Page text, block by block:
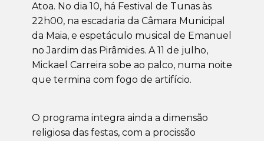
Atoa. No dia 10, há Festival de Tunas às
22h00, na escadaria da Câmara Municipal
da Maia, e espetáculo musical de Emanuel
no Jardim das Pirâmides. A 11 de julho,
Mickael Carreira sobe ao palco, numa noite
que termina com fogo de artifício.
O programa integra ainda a dimensão
religiosa das festas, com a procissão